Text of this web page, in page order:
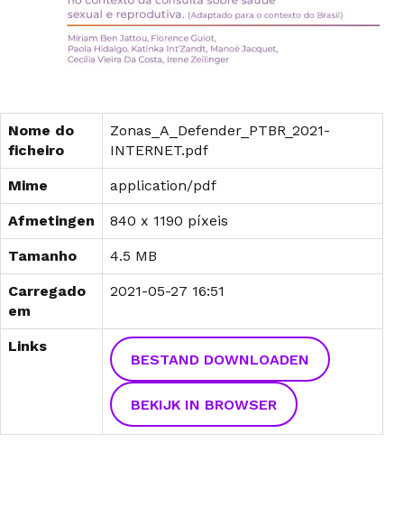
Nome do
ficheiro
Zonas_A_Defender_PTBR_2021-
INTERNET.pdf
Mime application/pdf
Afmetingen 840 x 1190 píxeis
Tamanho 4.5 MB
Carregado
em
2021-05-27 16:51
Links
BESTAND DOWNLOADEN
BEKIJK IN BROWSER